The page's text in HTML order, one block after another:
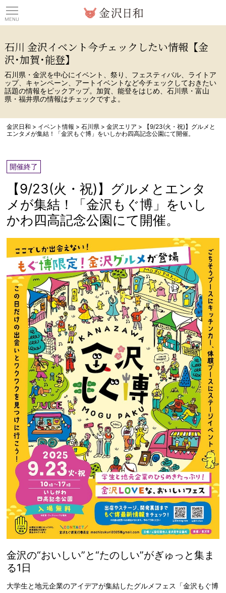
石川 金沢イベント今チェックしたい情報【金
沢･加賀･能登】
石川県・金沢を中心にイベント、祭り、フェスティバル、ライトア
ップ、キャンペーン、アートイベントなど今チェックしておきたい
話題の情報をピックアップ。加賀、能登をはじめ、石川県・富山
県・福井県の情報はチェックですよ。
金沢日和 > イベント情報 >石川県 >金沢エリア >
【9/23(火・祝)】グルメと
エンタメが集結！「金沢もぐ博」をいしかわ四高記念公園にて開催。
開催終了
【9/23(火・祝)】グルメとエンタ
メが集結！「金沢もぐ博」をいし
かわ四高記念公園にて開催。
金沢の“おいしい”と“たのしい”がぎゅっと集ま
る1日
大学生と地元企業のアイデアが集結したグルメフェス「金沢もぐ博